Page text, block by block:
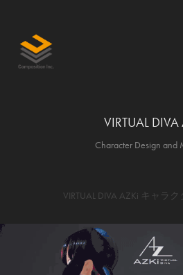
VIRTUAL DIVA
Character Design and
VIRTUAL DIVA AZKi キャラ